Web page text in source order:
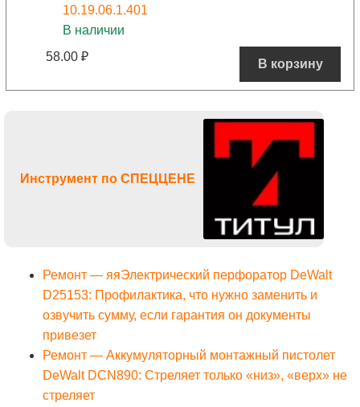
10.19.06.1.401
В наличии
58.00 ₽
В корзину
Инструмент по СПЕЦЦЕНЕ
Ремонт — яяЭлектрический перфоратор DeWalt
D25153: Профилактика, что нужно заменить и
озвучить сумму, если гарантия он документы
привезет
Ремонт — Аккумуляторный монтажный пистолет
DeWalt DCN890: Стреляет только «низ», «верх» не
стреляет